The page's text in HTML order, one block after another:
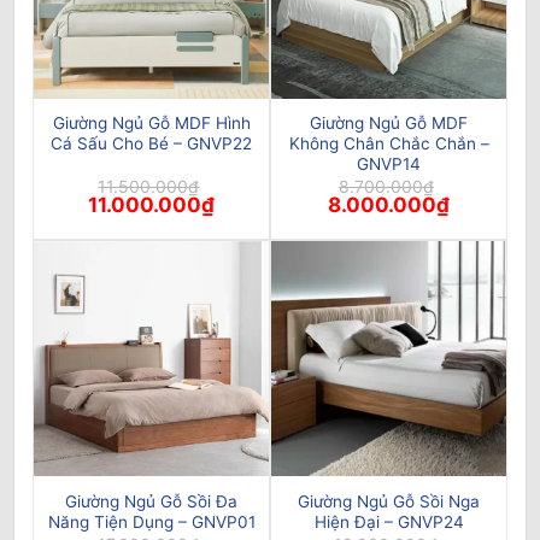
Giường Ngủ Gỗ MDF Hình
Cá Sấu Cho Bé – GNVP22
11.500.000₫
Giá
gốc
là:
11.000.000₫Giá
tại
Giường Ngủ Gỗ MDF
Không Chân Chắc Chắn –
GNVP14
8.700.000₫
Giá
gốc
là:
8.000.000₫Giá
tại
Giường Ngủ Gỗ Sồi Đa
Năng Tiện Dụng – GNVP01
Giường Ngủ Gỗ Sồi Nga
Hiện Đại – GNVP24